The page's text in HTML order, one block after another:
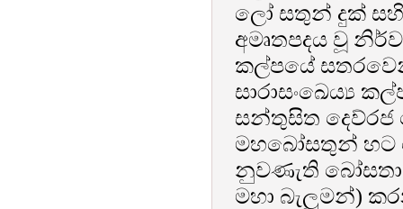
ලෝ සතුන් දුක්
අමෘතපදය වූ
කල්පයේ
සාරාසංඛෙය්‍ය
සන්තුසිත දෙව්රජ
මහබෝසතුන් හට
නුවණැති
මහා බැලුමන්)